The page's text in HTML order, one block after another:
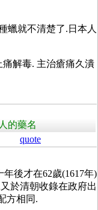
蠟就不清楚了.日本人
解毒. 主治瘡痛久潰
的藥名
quote
後才在62歲(1617年)
於清朝收錄在政府出
方相同.